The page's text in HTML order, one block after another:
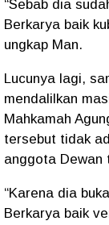
“Sebab dia
Berkarya baik
ungkap Man.
Lucunya lagi,
mendalilkan
Mahkamah
tersebut tidak
anggota Dewan
“Karena dia
Berkarya baik